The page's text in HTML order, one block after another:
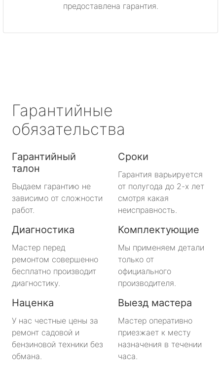
предоставлена гарантия.
Гарантийные
обязательства
Гарантийный
талон
Выдаем гарантию не
зависимо от сложности
работ.
Сроки
Гарантия варьируется
от полугода до 2-х лет
смотря какая
неисправность.
Диагностика
Мастер перед
ремонтом совершенно
бесплатно производит
диагностику.
Комплектующие
Мы применяем детали
только от
официального
производителя.
Наценка
У нас честные цены за
ремонт садовой и
бензиновой техники без
обмана.
Выезд мастера
Мастер оперативно
приезжает к месту
назначения в течении
часа.